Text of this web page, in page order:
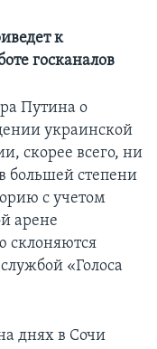
к
госканалов
Путина о
украинской
скорее всего, ни
большей степени
с учетом
арене
склоняются
«Голоса
днях в Сочи